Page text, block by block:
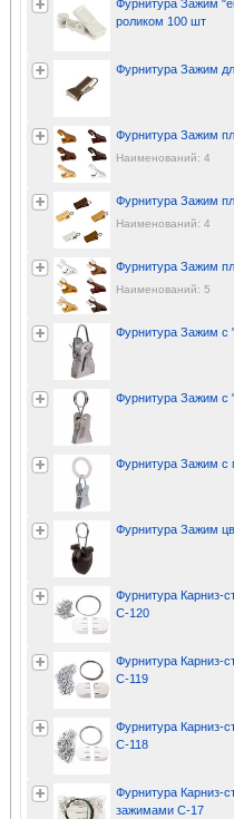
Фурнитура Зажим
роликом 100 шт
Фурнитура Зажим
Фурнитура Зажим
Наименований: 4
Фурнитура Зажим
Наименований: 4
Фурнитура Зажим
Наименований: 5
Фурнитура Зажим с
Фурнитура Зажим с
Фурнитура Зажим с
Фурнитура Зажим
Фурнитура Карниз-
С-120
Фурнитура Карниз-
С-119
Фурнитура Карниз-
С-118
Фурнитура Карниз-
зажимами С-17